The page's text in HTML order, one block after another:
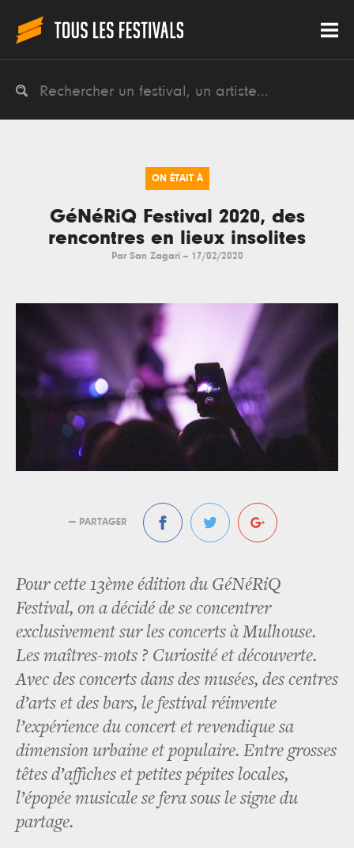
ON ÉTAIT À
GéNéRiQ Festival 2020, des
rencontres en lieux insolites
Par San Zagari -- 17/02/2020
— PARTAGER
Pour cette 13ème édition du GéNéRiQ
Festival, on a décidé de se concentrer
exclusivement sur les concerts à Mulhouse.
Les maîtres-mots ? Curiosité et découverte.
Avec des concerts dans des musées, des centres
d’arts et des bars, le festival réinvente
l’expérience du concert et revendique sa
dimension urbaine et populaire. Entre grosses
têtes d’affiches et petites pépites locales,
l’épopée musicale se fera sous le signe du
partage.